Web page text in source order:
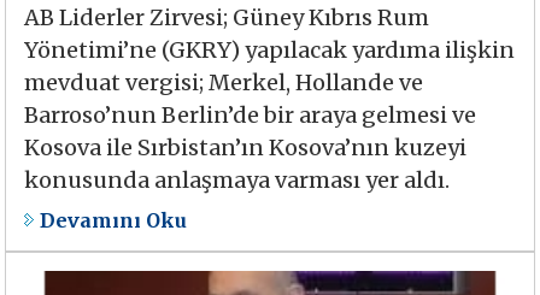
AB Liderler Zirvesi; Güney Kıbrıs Rum
Yönetimi’ne (GKRY) yapılacak yardıma ilişkin
mevduat vergisi; Merkel, Hollande ve
Barroso’nun Berlin’de bir araya gelmesi ve
Kosova ile Sırbistan’ın Kosova’nın kuzeyi
konusunda anlaşmaya varması yer aldı.
Devamını Oku